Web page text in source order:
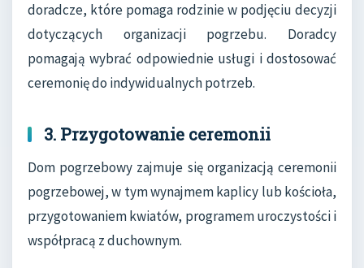
doradcze, które pomaga rodzinie w podjęciu decyzji
dotyczących organizacji pogrzebu. Doradcy
pomagają wybrać odpowiednie usługi i dostosować
ceremonię do indywidualnych potrzeb.
3. Przygotowanie ceremonii
Dom pogrzebowy zajmuje się organizacją ceremonii
pogrzebowej, w tym wynajmem kaplicy lub kościoła,
przygotowaniem kwiatów, programem uroczystości i
współpracą z duchownym.